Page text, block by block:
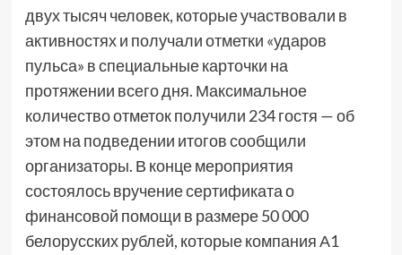
двух тысяч человек, которые участвовали в
активностях и получали отметки «ударов
пульса» в специальные карточки на
протяжении всего дня. Максимальное
количество отметок получили 234 гостя — об
этом на подведении итогов сообщили
организаторы. В конце мероприятия
состоялось вручение сертификата о
финансовой помощи в размере 50 000
белорусских рублей, которые компания А1